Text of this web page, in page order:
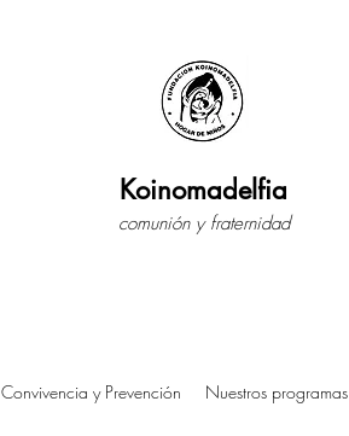
Koinomadelfia
comunión y fraternidad
Convivencia y Prevención Nuestros programas